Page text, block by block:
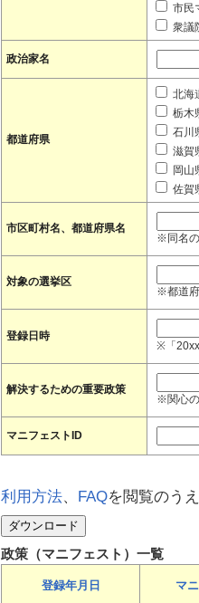
市民
衆議
政治家名
都道府県
北海
栃木
石川
滋賀
岡山
佐賀
市区町村名、都道府県名
※同名の
対象の選挙区
※都道
登録日時
※「
解決するための重要政策
※関心の
マニフェストID
利用方法、 FAQを閲覧のう
政策（マニフェスト）一覧
登録年月日 マ